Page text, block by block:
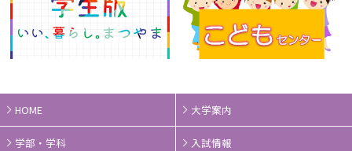
HOME 大学案内
学部・学科 入試情報